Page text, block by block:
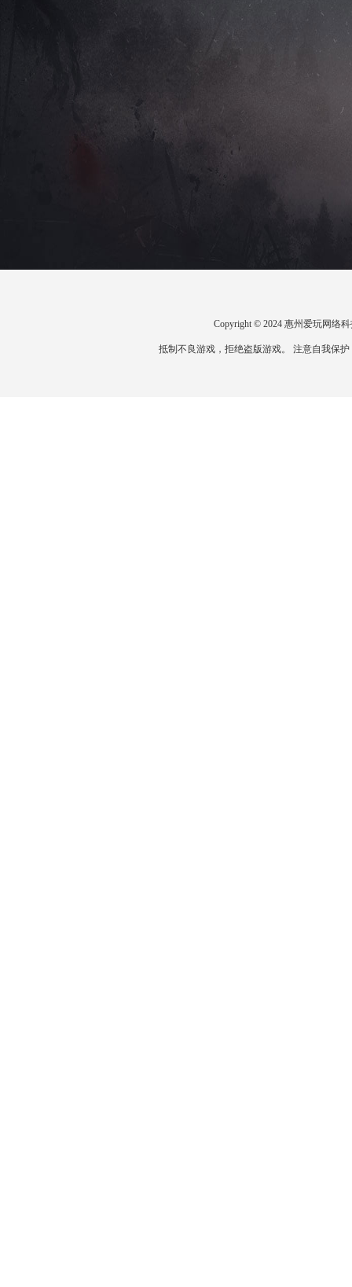
Copyright © 2024 惠州爱玩网络
抵制不良游戏，拒绝盗版游戏。 注意自我保